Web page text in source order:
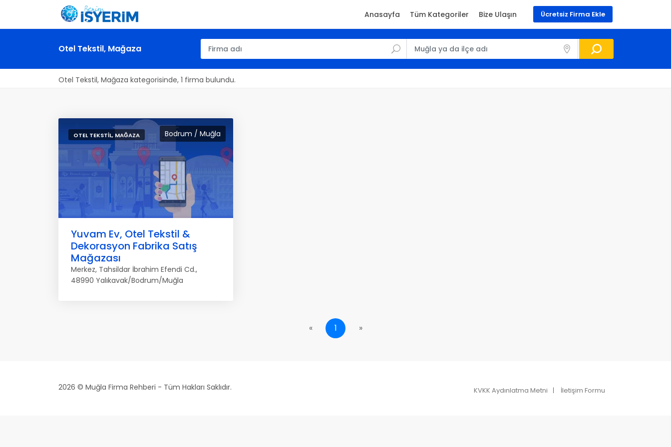
Ücretsiz Firma Ekle
Anasayfa Tüm Kategoriler Bize Ulaşın
Otel Tekstil, Mağaza
Otel Tekstil, Mağaza kategorisinde, 1 firma bulundu.
Bodrum / Muğla
OTEL TEKSTIL, MAĞAZA
Yuvam Ev, Otel Tekstil &
Dekorasyon Fabrika Satış
Mağazası
Merkez, Tahsildar İbrahim Efendi Cd.,
48990 Yalıkavak/Bodrum/Muğla
« 1 »
2026 © Muğla Firma Rehberi - Tüm Hakları Saklıdır. KVKK Aydınlatma Metni İletişim Formu